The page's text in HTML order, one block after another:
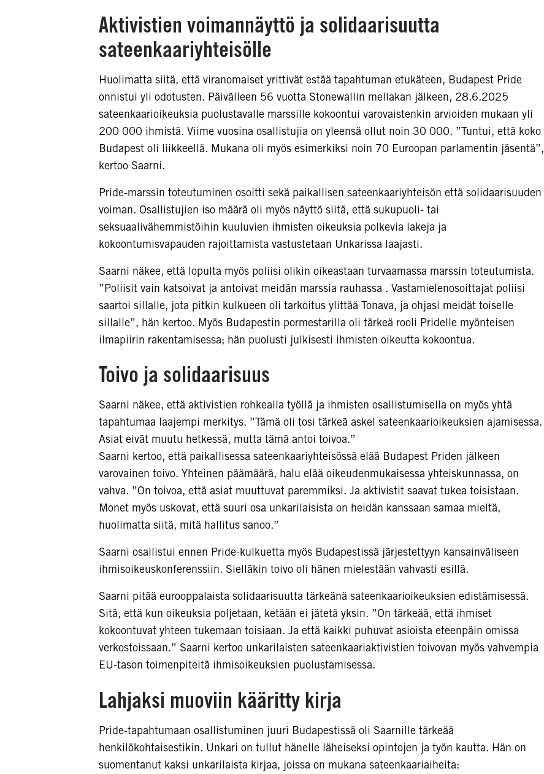
Aktivistien voimannäyttö ja solidaarisuutta
sateenkaariyhteisölle
Huolimatta siitä, että viranomaiset yrittivät estää tapahtuman etukäteen, Budapest Pride
onnistui yli odotusten. Päivälleen 56 vuotta Stonewallin mellakan jälkeen, 28.6.2025
sateenkaarioikeuksia puolustavalle marssille kokoontui varovaistenkin arvioiden mukaan yli
200 000 ihmistä. Viime vuosina osallistujia on yleensä ollut noin 30 000. ”Tuntui, että koko
Budapest oli liikkeellä. Mukana oli myös esimerkiksi noin 70 Euroopan parlamentin jäsentä”,
kertoo Saarni.
Pride-marssin toteutuminen osoitti sekä paikallisen sateenkaariyhteisön että solidaarisuuden
voiman. Osallistujien iso määrä oli myös näyttö siitä, että sukupuoli- tai
seksuaalivähemmistöihin kuuluvien ihmisten oikeuksia polkevia lakeja ja
kokoontumisvapauden rajoittamista vastustetaan Unkarissa laajasti.
Saarni näkee, että lopulta myös poliisi olikin oikeastaan turvaamassa marssin toteutumista.
”Poliisit vain katsoivat ja antoivat meidän marssia rauhassa . Vastamielenosoittajat poliisi
saartoi sillalle, jota pitkin kulkueen oli tarkoitus ylittää Tonava, ja ohjasi meidät toiselle
sillalle”, hän kertoo. Myös Budapestin pormestarilla oli tärkeä rooli Pridelle myönteisen
ilmapiirin rakentamisessa; hän puolusti julkisesti ihmisten oikeutta kokoontua.
Toivo ja solidaarisuus
Saarni näkee, että aktivistien rohkealla työllä ja ihmisten osallistumisella on myös yhtä
tapahtumaa laajempi merkitys. ”Tämä oli tosi tärkeä askel sateenkaarioikeuksien ajamisessa.
Asiat eivät muutu hetkessä, mutta tämä antoi toivoa.”
Saarni kertoo, että paikallisessa sateenkaariyhteisössä elää Budapest Priden jälkeen
varovainen toivo. Yhteinen päämäärä, halu elää oikeudenmukaisessa yhteiskunnassa, on
vahva. ”On toivoa, että asiat muuttuvat paremmiksi. Ja aktivistit saavat tukea toisistaan.
Monet myös uskovat, että suuri osa unkarilaisista on heidän kanssaan samaa mieltä,
huolimatta siitä, mitä hallitus sanoo.”
Saarni osallistui ennen Pride-kulkuetta myös Budapestissä järjestettyyn kansainväliseen
ihmisoikeuskonferenssiin. Sielläkin toivo oli hänen mielestään vahvasti esillä.
Saarni pitää eurooppalaista solidaarisuutta tärkeänä sateenkaarioikeuksien edistämisessä.
Sitä, että kun oikeuksia poljetaan, ketään ei jätetä yksin. ”On tärkeää, että ihmiset
kokoontuvat yhteen tukemaan toisiaan. Ja että kaikki puhuvat asioista eteenpäin omissa
verkostoissaan.” Saarni kertoo unkarilaisten sateenkaariaktivistien toivovan myös vahvempia
EU-tason toimenpiteitä ihmisoikeuksien puolustamisessa.
Lahjaksi muoviin kääritty kirja
Pride-tapahtumaan osallistuminen juuri Budapestissä oli Saarnille tärkeää
henkilökohtaisestikin. Unkari on tullut hänelle läheiseksi opintojen ja työn kautta. Hän on
suomentanut kaksi unkarilaista kirjaa, joissa on mukana sateenkaariaiheita: